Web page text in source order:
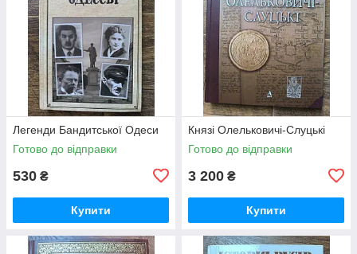
Легенди Бандитської Одеси
Готово до відправки
530 ₴
Купити
Князі Олельковичі-Слуцькі
Готово до відправки
3 200 ₴
Купити